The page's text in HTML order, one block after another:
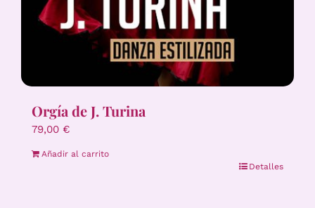
Orgía de J. Turina
79,00 €
Añadir al carrito
Detalles